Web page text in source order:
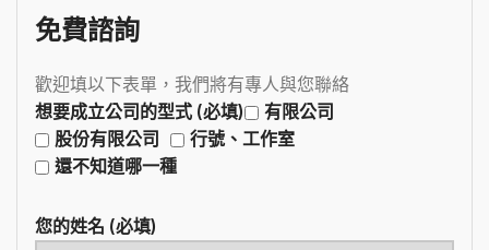
免費諮詢
歡迎填以下表單，我們將有專人與您聯絡
想要成立公司的型式 (必填)
有限公司
股份有限公司
行號、工作室
還不知道哪一種
您的姓名 (必填)